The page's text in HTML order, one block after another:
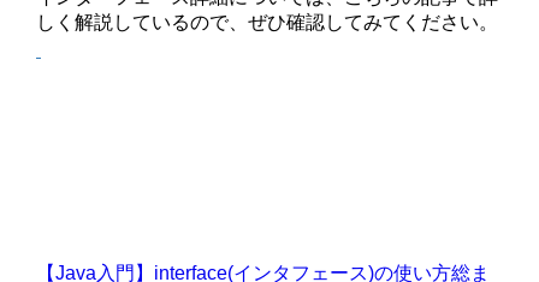
しく解説しているので、ぜひ確認してみてください。
【Java入門】interface(インタフェース)の使い方総ま